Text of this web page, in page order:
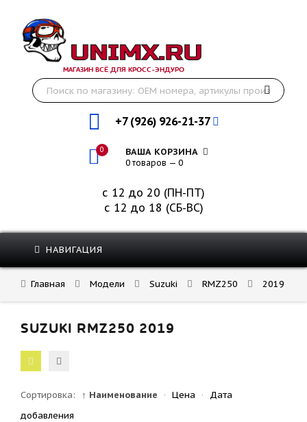
МАГАЗИН ВСЁ ДЛЯ КРОСС-ЭНДУРО
+7 (926) 926-21-37
0 ВАША КОРЗИНА
0 товаров — 0
с 12 до 20 (ПН-ПТ)
с 12 до 18 (СБ-ВС)
НАВИГАЦИЯ
Главная Модели Suzuki RMZ250 2019
SUZUKI RMZ250 2019
Сортировка: ↑ Наименование · Цена ·
Дата
добавления